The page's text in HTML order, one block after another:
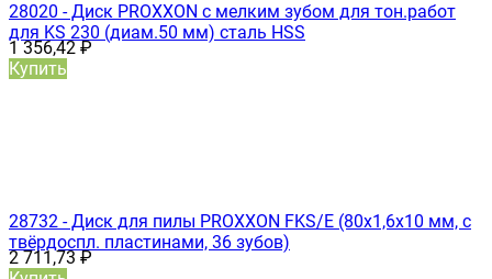
28020 - Диск PROXXON с мелким зубом для тон.работ
для KS 230 (диам.50 мм) сталь HSS
1 356,42₽
Купить
28732 - Диск для пилы PROXXON FKS/E (80х1,6х10 мм, с
твёрдоспл. пластинами, 36 зубов)
2 711,73₽